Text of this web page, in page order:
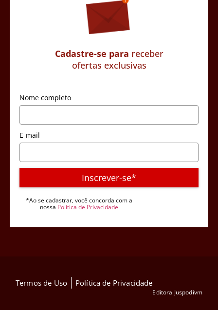
Cadastre-se para receber
ofertas exclusivas
Nome completo
E-mail
Inscrever-se*
*Ao se cadastrar, você concorda com a
nossa Política de Privacidade
Termos de Uso Política de Privacidade
Editora Juspodivm